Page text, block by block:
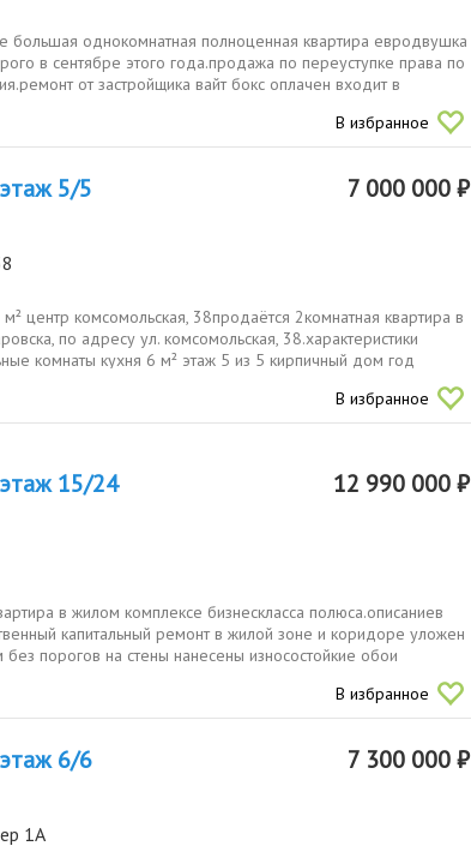
большая однокомнатная полноценная квартира евродвушка
в сентябре этого года.продажа по переуступке права по
от застройщика вайт бокс оплачен входит в
В избранное
5/5 7 000 000 ₽
центр комсомольская, 38продаётся 2комнатная квартира в
по адресу ул. комсомольская, 38.характеристики
комнаты кухня 6 м² этаж 5 из 5 кирпичный дом год
В избранное
15/24 12 990 000 ₽
в жилом комплексе бизнескласса полюса.описаниев
капитальный ремонт в жилой зоне и коридоре уложен
порогов на стены нанесены износостойкие обои
В избранное
6/6 7 300 000 ₽
1А